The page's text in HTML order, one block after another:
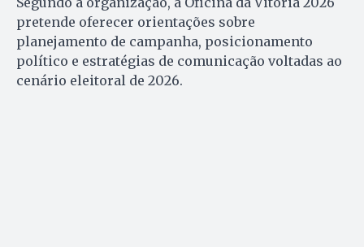
pretende oferecer orientações sobre
planejamento de campanha, posicionamento
político e estratégias de comunicação voltadas ao
cenário eleitoral de 2026.